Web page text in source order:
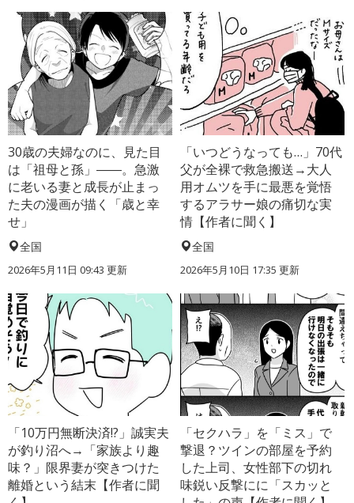
30歳の夫婦なのに、見た目
は「祖母と孫」――。急激
に老いる妻と成長が止まっ
た夫の漫画が描く「歳と幸
せ」
全国
2026年5月11日 09:43 更新
「いつどうなっても…」70代
父が全裸で救急搬送→大人
用オムツを手に最悪を覚悟
するアラサー娘の痛切な実
情【作者に聞く】
全国
2026年5月10日 17:35 更新
「10万円無断決済!?」誠実夫
が釣り沼へ→「家族より趣
味？」限界妻が突きつけた
離婚という結末【作者に聞
「セクハラ」を「ミス」で
撃退？ツインの部屋を予約
した上司、女性部下の切れ
味鋭い反撃にに「スカッと